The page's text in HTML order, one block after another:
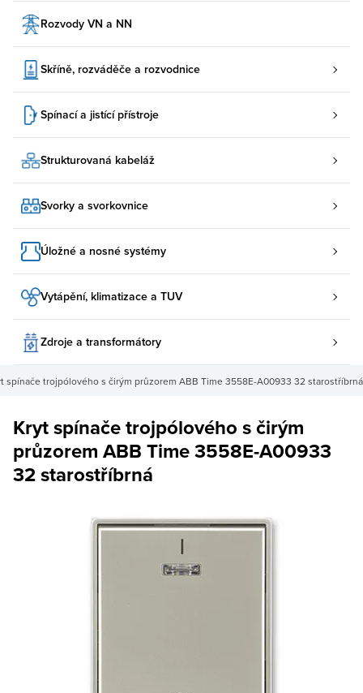
Rozvody VN a NN
Skříně, rozváděče a rozvodnice
Spínací a jistící přístroje
Strukturovaná kabeláž
Svorky a svorkovnice
Úložné a nosné systémy
Vytápění, klimatizace a TUV
Zdroje a transformátory
spínače trojpólového s čirým průzorem ABB Time 3558E-A00933 32 starostříbrná
Kryt spínače trojpólového s čirým
průzorem ABB Time 3558E-A00933
32 starostříbrná